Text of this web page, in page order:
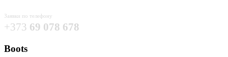
Заявки по телефону
+373 69 078 678
Boots